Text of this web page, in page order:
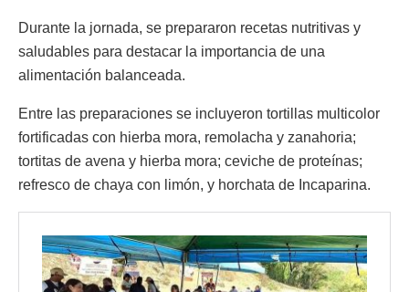
Durante la jornada, se prepararon recetas nutritivas y
saludables para destacar la importancia de una
alimentación balanceada.
Entre las preparaciones se incluyeron tortillas multicolor
fortificadas con hierba mora, remolacha y zanahoria;
tortitas de avena y hierba mora; ceviche de proteínas;
refresco de chaya con limón, y horchata de Incaparina.